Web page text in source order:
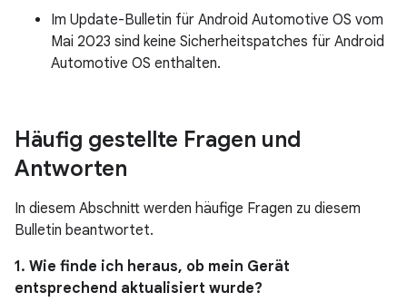
Im Update-Bulletin für Android Automotive OS vom
Mai 2023 sind keine Sicherheitspatches für Android
Automotive OS enthalten.
Häufig gestellte Fragen und
Antworten
In diesem Abschnitt werden häufige Fragen zu diesem
Bulletin beantwortet.
1. Wie finde ich heraus, ob mein Gerät
entsprechend aktualisiert wurde?